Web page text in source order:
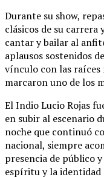
Durante su show,
clásicos de su carrera
cantar y bailar al
aplausos sostenidos
vínculo con las
marcaron uno de los
El Indio Lucio Rojas
en subir al escenario
noche que continuó
nacional, siempre
presencia de público
espíritu y la identidad